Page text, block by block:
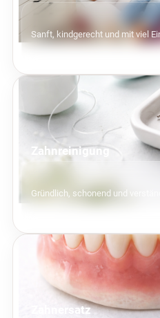
Sanft, kindgerecht und mit viel
Zahnreinigung
Gründlich, schonend und
Zahnersatz